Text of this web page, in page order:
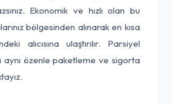
Ekonomik ve hızlı olan bu
bölgesinden alınarak en kısa
alıcısına ulaştırılır. Parsiyel
aynı özenle paketleme ve sigorta